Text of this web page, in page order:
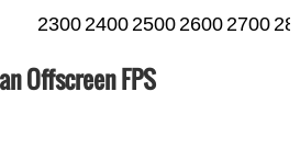
23002400250026002700
Offscreen FPS